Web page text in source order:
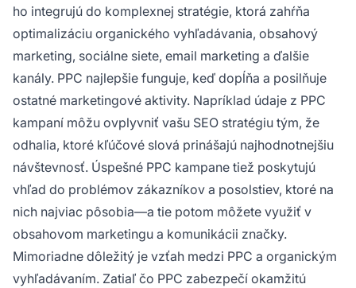
ho integrujú do komplexnej stratégie, ktorá zahŕňa
optimalizáciu organického vyhľadávania, obsahový
marketing, sociálne siete, email marketing a ďalšie
kanály. PPC najlepšie funguje, keď dopĺňa a posilňuje
ostatné marketingové aktivity. Napríklad údaje z PPC
kampaní môžu ovplyvniť vašu SEO stratégiu tým, že
odhalia, ktoré kľúčové slová prinášajú najhodnotnejšiu
návštevnosť. Úspešné PPC kampane tiež poskytujú
vhľad do problémov zákazníkov a posolstiev, ktoré na
nich najviac pôsobia—a tie potom môžete využiť v
obsahovom marketingu a komunikácii značky.
Mimoriadne dôležitý je vzťah medzi PPC a organickým
vyhľadávaním. Zatiaľ čo PPC zabezpečí okamžitú